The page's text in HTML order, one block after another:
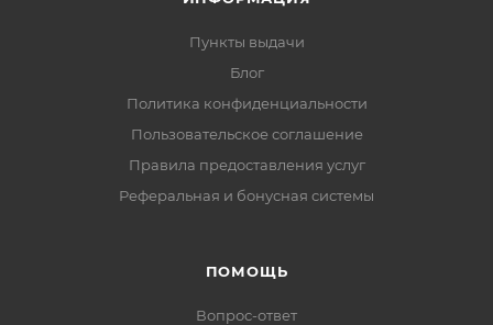
Пункты выдачи
Блог
Политика конфиденциальности
Пользовательское соглашение
Правила предоставления услуг
Реферальная и бонусная системы
ПОМОЩЬ
Вопрос-ответ